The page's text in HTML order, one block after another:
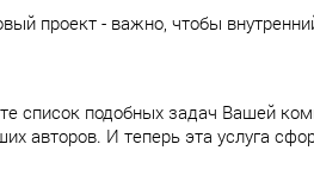
проект - важно, чтобы
список подобных задач Вашей
авторов. И теперь эта услуга